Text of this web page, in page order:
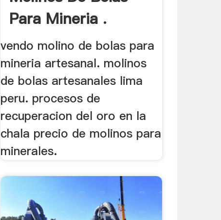
Para Mineria .
vendo molino de bolas para
mineria artesanal. molinos
de bolas artesanales lima
peru. procesos de
recuperacion del oro en la
chala precio de molinos para
minerales.